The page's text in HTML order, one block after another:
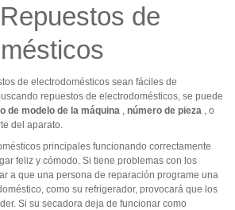
de
de electrodomésticos sean fáciles de
repuestos de electrodomésticos, se puede
de modelo de la máquina , número de pieza , o
del aparato.
principales funcionando correctamente
feliz y cómodo. Si tiene problemas con los
a que una persona de reparación programe una
como su refrigerador, provocará que los
Si su secadora deja de funcionar como